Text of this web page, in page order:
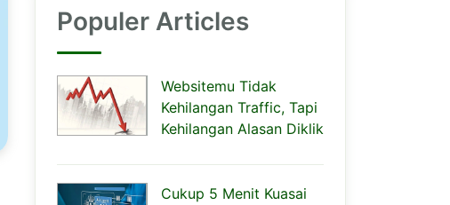
Populer Articles
Websitemu Tidak
Kehilangan Traffic, Tapi
Kehilangan Alasan Diklik
Cukup 5 Menit Kuasai